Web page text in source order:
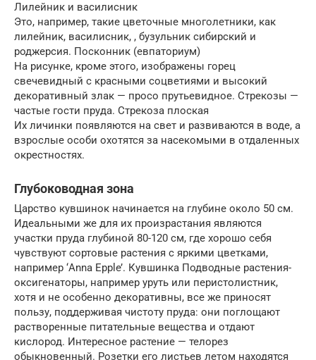
Лилейник и василисник
Это, например, такие цветочные многолетники, как
лилейник, василисник, , бузульник сибирский и
роджерсия. Посконник (евпаториум)
На рисунке, кроме этого, изображены горец
свечевидный с красными соцветиями и высокий
декоративный злак — просо прутьевидное. Стрекозы —
частые гости пруда. Стрекоза плоская
Их личинки появляются на свет и развиваются в воде, а
взрослые особи охотятся за насекомыми в отдаленных
окрестностях.
Глубоководная зона
Царство кувшинок начинается на глубине около 50 см.
Идеальными же для их произрастания являются
участки пруда глубиной 80-120 см, где хорошо себя
чувствуют сортовые растения с яркими цветками,
например ‘Anna Epple’. Кувшинка Подводные растения-
оксигенаторы, например уруть или перистолистник,
хотя и не особенно декоративны, все же приносят
пользу, поддерживая чистоту пруда: они поглощают
растворенные питательные вещества и отдают
кислород. Интересное растение — телорез
обыкновенный. Розетки его листьев летом находятся